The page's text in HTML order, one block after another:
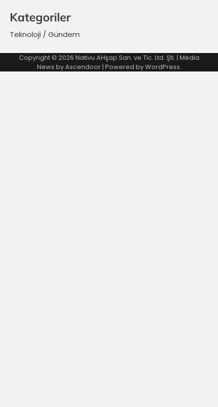
Kategoriler
Teknoloji / Gündem
Copyright © 2026 Nativu AHşap San. ve Tic. Ltd. Şti. | Media
News byAscendoor| Powered byWordPress.